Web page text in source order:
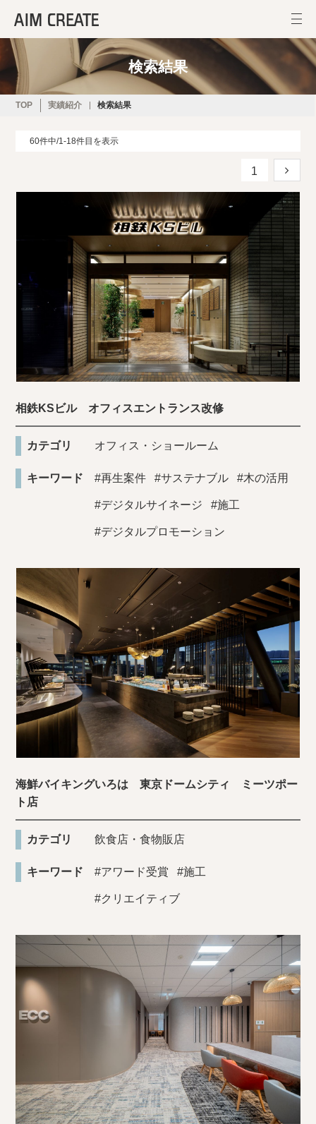
検索結果
TOP 実績紹介 検索結果
60件中/1-18件目を表示
1
相鉄KSビル オフィスエントランス改修
カテゴリ オフィス・ショールーム
キーワード #再生案件 #サステナブル #木の活用
#デジタルサイネージ #施工
#デジタルプロモーション
海鮮バイキングいろは 東京ドームシティ ミーツポー
ト店
カテゴリ 飲食店・食物販店
キーワード #アワード受賞 #施工
#クリエイティブ